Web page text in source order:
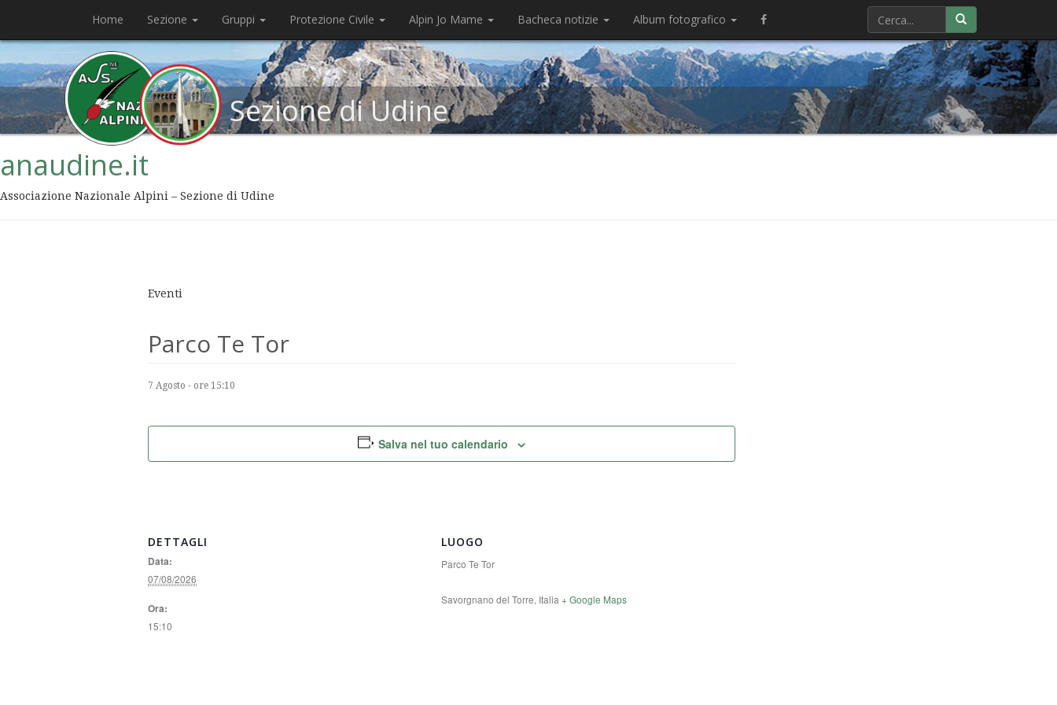
Home Sezione Gruppi Protezione Civile Alpin Jo Mame Bacheca notizie Album fotografico
Sezione di Udine
anaudine.it
Associazione Nazionale Alpini – Sezione di Udine
Eventi
Parco Te Tor
7 Agosto - ore 15:10
Salva nel tuo calendario
DETTAGLI
Data:
07/08/2026
Ora:
15:10
LUOGO
Parco Te Tor
Savorgnano del Torre, Italia + Google Maps